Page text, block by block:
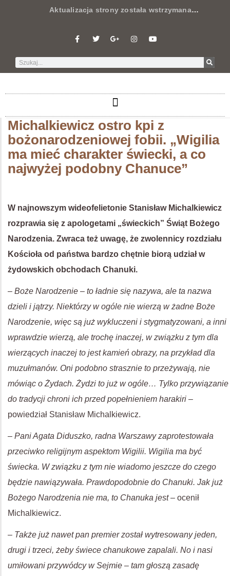
Aktualizacja strony została wstrzymana…
Michalkiewicz ostro kpi z
bożonarodzeniowej fobii. „Wigilia
ma mieć charakter świecki, a co
najwyżej podobny Chanuce”
W najnowszym wideofelietonie Stanisław Michalkiewicz
rozprawia się z apologetami „świeckich” Świąt Bożego
Narodzenia. Zwraca też uwagę, że zwolennicy rozdziału
Kościoła od państwa bardzo chętnie biorą udział w
żydowskich obchodach Chanuki.
– Boże Narodzenie – to ładnie się nazywa, ale ta nazwa
dzieli i jątrzy. Niektórzy w ogóle nie wierzą w żadne Boże
Narodzenie, więc są już wykluczeni i stygmatyzowani, a inni
wprawdzie wierzą, ale trochę inaczej, w związku z tym dla
wierzących inaczej to jest kamień obrazy, na przykład dla
muzułmanów. Oni podobno strasznie to przeżywają, nie
mówiąc o Żydach. Żydzi to już w ogóle… Tylko przywiązanie
do tradycji chroni ich przed popełnieniem harakiri –
powiedział Stanisław Michalkiewicz.
– Pani Agata Diduszko, radna Warszawy zaprotestowała
przeciwko religijnym aspektom Wigilii. Wigilia ma być
świecka. W związku z tym nie wiadomo jeszcze do czego
będzie nawiązywała. Prawdopodobnie do Chanuki. Jak już
Bożego Narodzenia nie ma, to Chanuka jest– ocenił
Michalkiewicz.
– Także już nawet pan premier został wytresowany jeden,
drugi i trzeci, żeby świece chanukowe zapalali. No i nasi
umiłowani przywódcy w Sejmie – tam głoszą zasadę